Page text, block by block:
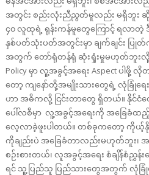
အတွင်း စည်းလုံးညီညွတ်မူလည်း မရှိဘူး ဆိုသ
၄၀ လူထုရဲ့ ရုန်းကန်မူတွေကြောင့် ရလာတဲ့ ဒီ
နှစ်ပတ်သုံးပတ်အတွင်းမှာ ချက်ချင်း ပ
အတွက် တော်ရုံတန်ရုံ ဆုံးရှုံးမှုမဟုတ်ဘူးလို့ ပ
Policy မှာ လူ့အခွင့်အရေး Aspect ပါ
တော့ ကျနော်တို့အမျိုးသားတွေရဲ့ လုံခြုံရေ
ဟာ အဓိကလို့ ငြင်းတာတွေ ရှိတယ်။ နိုင်ငံတော်
ပေါ်လစီမှာ လူ့အခွင့်အရေးကို အခြေခံ
လေ့လာခဲ့ဖူးပါတယ်။ တစ်ခုကတော့ ကို
ကိုချည်းပဲ အခြေခံတာလည်းမဟုတ်ဘူး၊ အ
စဉ်းစားတယ်၊ လူအခွင့်အရေး စံချိန်စံညွှ
ရင် သူ့ပြည်သူ ပြည်သားတွေအတွက် လုံခြုံ